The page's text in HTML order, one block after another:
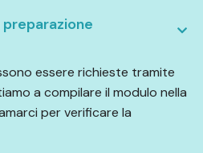
preparazione
essere richieste tramite
a compilare il modulo nella
per verificare la